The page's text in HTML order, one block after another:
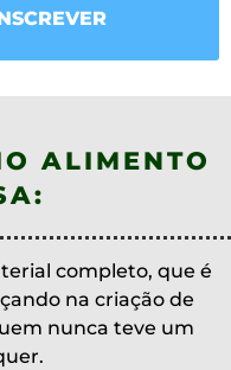
ALIMENTO
completo, que é
na criação de
nunca teve um